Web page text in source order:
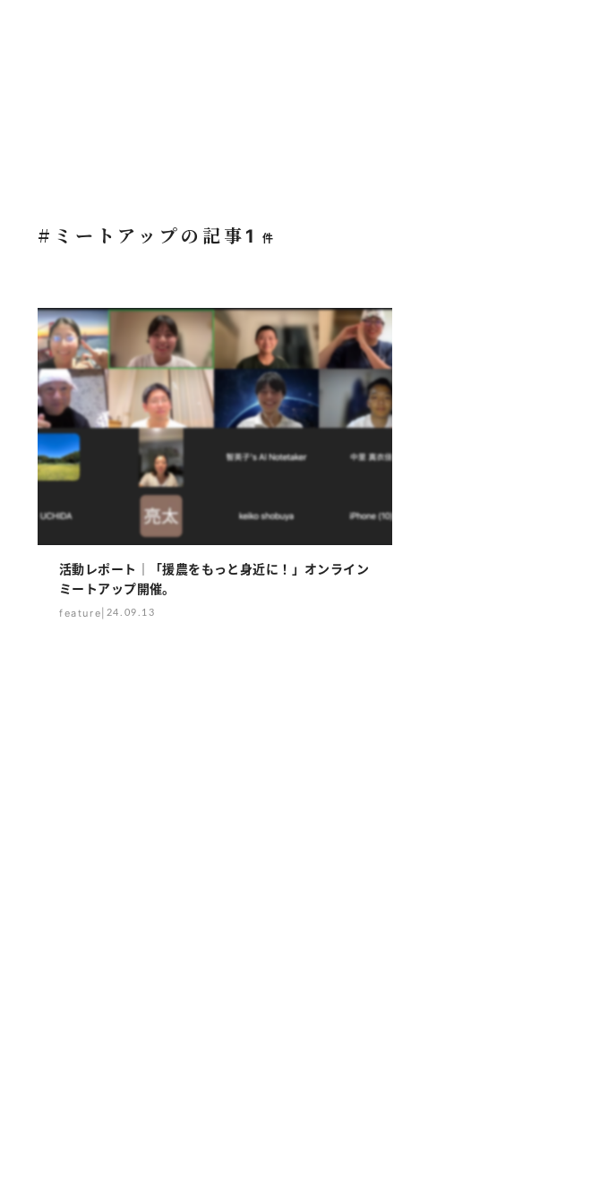
#ミートアップの記事 1 件
活動レポート｜「援農をもっと身近に！」オンライン
ミートアップ開催。
feature 24.09.13